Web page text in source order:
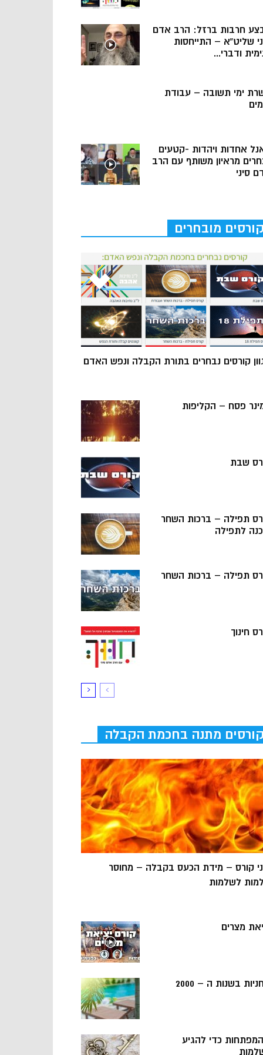
חרבות ברזל: הרב אדם
שליט”א – התייחסות
ודברי...
ימי תשובה – עבודת
אחדות ויהדות -קטעים
מראיון משותף עם הרב
סיני
קורסים מובחרים
קורסים נבחרים בתורת הקבלה ונפש האדם
פסח – הקליפות
שבת
תפילה – ברכות השחר
לתפילה
תפילה – ברכות השחר
חינוך
קורסים מתנה בחכמת הקבלה
קורס – מידת הכעס בקבלה – מחוסר
לשלמות
מצרים
בשנות ה – 2000
5 המפתחות כדי להגיע